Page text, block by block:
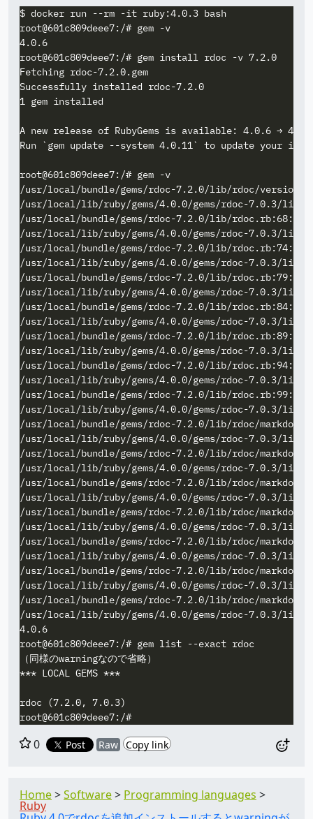
$ docker run --rm -it ruby:4.0.3 bash
root@601c809deee7:/# gem -v
4.0.6
root@601c809deee7:/# gem install rdoc -v 7.2.0
Fetching rdoc-7.2.0.gem
Successfully installed rdoc-7.2.0
1 gem installed
A new release of RubyGems is available: 4.0.6 →
Run `gem update --system 4.0.11` to update your
root@601c809deee7:/# gem -v
/usr/local/bundle/gems/rdoc-7.2.0/lib/rdoc/
/usr/local/lib/ruby/gems/4.0.0/gems/rdoc-7.0.3/lib/
/usr/local/bundle/gems/rdoc-7.2.0/lib/rdoc.rb:68:
/usr/local/lib/ruby/gems/4.0.0/gems/rdoc-7.0.3/lib/
/usr/local/bundle/gems/rdoc-7.2.0/lib/rdoc.rb:74:
/usr/local/lib/ruby/gems/4.0.0/gems/rdoc-7.0.3/lib/
/usr/local/bundle/gems/rdoc-7.2.0/lib/rdoc.rb:79:
/usr/local/lib/ruby/gems/4.0.0/gems/rdoc-7.0.3/lib/
/usr/local/bundle/gems/rdoc-7.2.0/lib/rdoc.rb:84:
/usr/local/lib/ruby/gems/4.0.0/gems/rdoc-7.0.3/lib/
/usr/local/bundle/gems/rdoc-7.2.0/lib/rdoc.rb:89:
/usr/local/lib/ruby/gems/4.0.0/gems/rdoc-7.0.3/lib/
/usr/local/bundle/gems/rdoc-7.2.0/lib/rdoc.rb:94:
/usr/local/lib/ruby/gems/4.0.0/gems/rdoc-7.0.3/lib/
/usr/local/bundle/gems/rdoc-7.2.0/lib/rdoc.rb:99:
/usr/local/lib/ruby/gems/4.0.0/gems/rdoc-7.0.3/lib/
/usr/local/bundle/gems/rdoc-7.2.0/lib/rdoc/
/usr/local/lib/ruby/gems/4.0.0/gems/rdoc-7.0.3/lib/
/usr/local/bundle/gems/rdoc-7.2.0/lib/rdoc/
/usr/local/lib/ruby/gems/4.0.0/gems/rdoc-7.0.3/lib/
/usr/local/bundle/gems/rdoc-7.2.0/lib/rdoc/
/usr/local/lib/ruby/gems/4.0.0/gems/rdoc-7.0.3/lib/
/usr/local/bundle/gems/rdoc-7.2.0/lib/rdoc/
/usr/local/lib/ruby/gems/4.0.0/gems/rdoc-7.0.3/lib/
/usr/local/bundle/gems/rdoc-7.2.0/lib/rdoc/
/usr/local/lib/ruby/gems/4.0.0/gems/rdoc-7.0.3/lib/
/usr/local/bundle/gems/rdoc-7.2.0/lib/rdoc/
/usr/local/lib/ruby/gems/4.0.0/gems/rdoc-7.0.3/lib/
/usr/local/bundle/gems/rdoc-7.2.0/lib/rdoc/
/usr/local/lib/ruby/gems/4.0.0/gems/rdoc-7.0.3/lib/
4.0.6
root@601c809deee7:/# gem list --exact rdoc
（同様のwarningなので省略）
*** LOCAL GEMS ***
rdoc (7.2.0, 7.0.3)
0 Post Raw Copy link
Home Software Programming languages
Ruby